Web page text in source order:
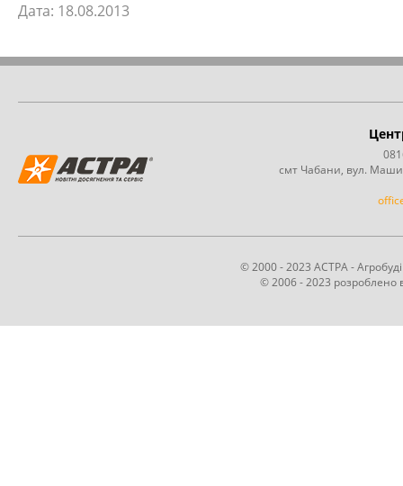
Дата: 18.08.2013
смт Чабани, вул.
© 2000 - 2023 АСТРА -
© 2006 - 2023 розроблено в